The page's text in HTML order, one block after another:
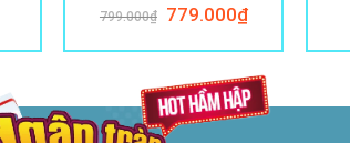
799.000₫
Giá
là:
779.000₫Giá
hiện
tại
779.000₫.